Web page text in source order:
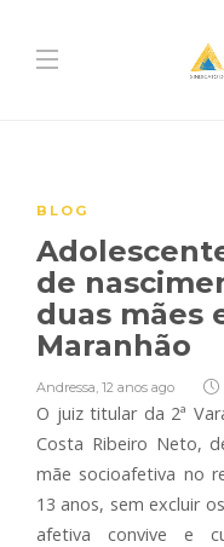
BLOG
de
duas mães
Maranhão
Andressa, 12 anos ago
O juiz titular da 2ª
Costa Ribeiro Neto,
mãe socioafetiva no
13 anos, sem excluir
afetiva convive e